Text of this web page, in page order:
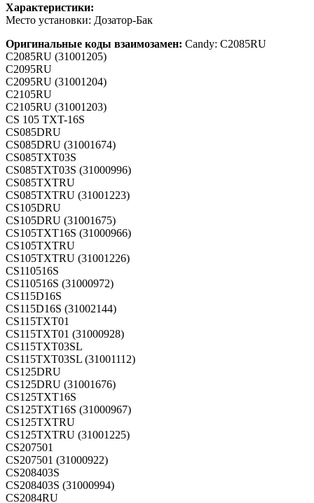
Характеристики:
Место установки: Дозатор-Бак
Оригинальные коды взаимозамен: Candy: C2085RU
C2085RU (31001205)
C2095RU
C2095RU (31001204)
C2105RU
C2105RU (31001203)
CS 105 TXT-16S
CS085DRU
CS085DRU (31001674)
CS085TXT03S
CS085TXT03S (31000996)
CS085TXTRU
CS085TXTRU (31001223)
CS105DRU
CS105DRU (31001675)
CS105TXT16S (31000966)
CS105TXTRU
CS105TXTRU (31001226)
CS110516S
CS110516S (31000972)
CS115D16S
CS115D16S (31002144)
CS115TXT01
CS115TXT01 (31000928)
CS115TXT03SL
CS115TXT03SL (31001112)
CS125DRU
CS125DRU (31001676)
CS125TXT16S
CS125TXT16S (31000967)
CS125TXTRU
CS125TXTRU (31001225)
CS207501
CS207501 (31000922)
CS208403S
CS208403S (31000994)
CS2084RU